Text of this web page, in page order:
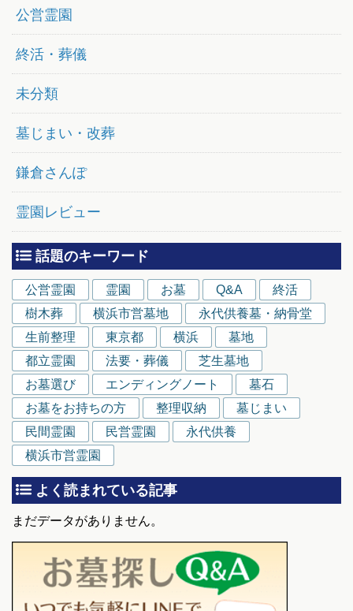
公営霊園
終活・葬儀
未分類
墓じまい・改葬
鎌倉さんぽ
霊園レビュー
話題のキーワード
公営霊園 霊園 お墓 Q&A
終活
樹木葬
横浜市営墓地
永代供養墓・納骨堂
生前整理
東京都 横浜
墓地
都立霊園
法要・葬儀
芝生墓地
お墓選び
エンディングノート
墓石
お墓をお持ちの方
整理収納
墓じまい
民間霊園
民営霊園
永代供養
横浜市営霊園
よく読まれている記事
まだデータがありません。